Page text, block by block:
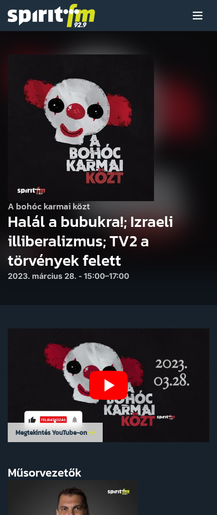
Spirit
Menü
Arcaink
Műsor
Hírek
A bohóc karmai közt
Halál a bubukra!; Izraeli
illiberalizmus; TV2 a
törvények felett
2023. március 28. - 15:00–17:00
Megtekintés YouTube-on
Műsorvezetők